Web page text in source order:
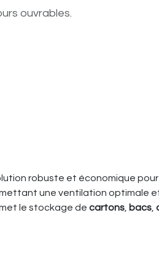
ouvrables.
robuste et économique
une ventilation optimale
le stockage de cartons bacs